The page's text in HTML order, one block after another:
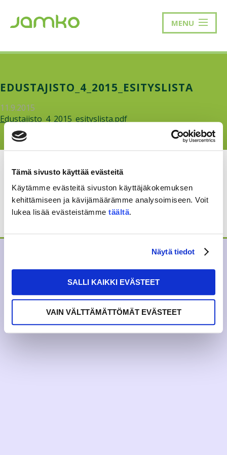
Tämä sivusto käyttää evästeitä
Käytämme evästeitä sivuston käyttäjäkokemuksen
kehittämiseen ja kävijämäärämme analysoimiseen. Voit
lukea lisää evästeistämme täältä.
Näytä tiedot
SALLI KAIKKI EVÄSTEET
VAIN VÄLTTÄMÄTTÖMÄT EVÄSTEET
MENU
EDUSTAJISTO_4_2015_ESITYSLISTA
11.9.2015
Edustajisto_4_2015_esityslista.pdf
RAKKAUDELLA,MEOM